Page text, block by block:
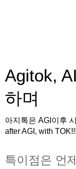
Agitok,
하며
아지톡은 AGI이후
after AGI, with
특이점은 언